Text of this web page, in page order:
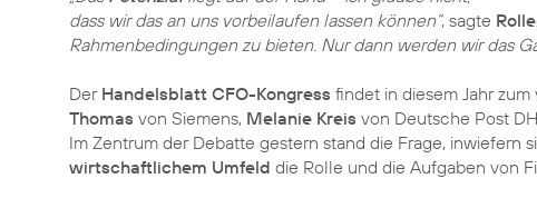
dass wir das an uns vorbeilaufen lassen können“, sagte Rolle
Rahmenbedingungen zu bieten. Nur dann werden wir das
Der Handelsblatt CFO-Kongress findet in diesem Jahr
Thomas von Siemens, Melanie Kreis von Deutsche Post
Im Zentrum der Debatte gestern stand die Frage, inwiefern
wirtschaftlichem Umfeld die Rolle und die Aufgaben von